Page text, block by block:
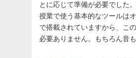
とに応じて準備が必要でした
授業で使う基本的なツールは
で搭載されていますから、こ
必要ありません。もちろん音も